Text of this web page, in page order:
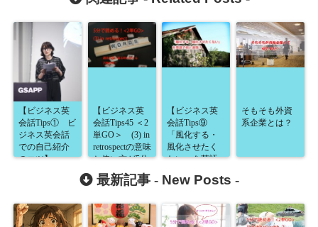
【ビジネス英
会話Tips① ビ
ジネス英会話
での自己紹介
のコツ】
【ビジネス英
会話Tips45 ＜2
単GO＞ (3) in
retrospectの意味
と使い方が5分
で読める！】
【ビジネス英
会話Tips⑨
「風化する・
風化させたく
ない」を英語
そもそも外資
系企業とは？
最新記事 - New Posts -